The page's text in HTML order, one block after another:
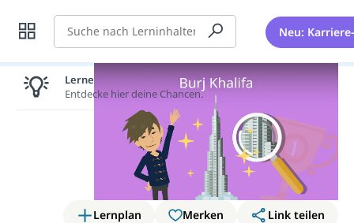
Suche Neu:
Lernplan Merken
Link teilen
Lernen lohnt sich!
Entdecke hier deine Chancen.